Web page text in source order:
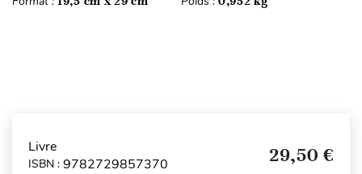
Livre
ISBN : 9782729857370 29,50 €